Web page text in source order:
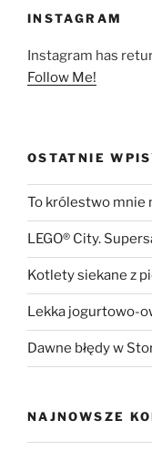
INSTAGRAM
Instagram has
Follow Me!
OSTATNIE
To królestwo mnie
LEGO® City.
Kotlety siekane z
Lekka jogurtowo-
Dawne błędy w
NAJNOWSZE